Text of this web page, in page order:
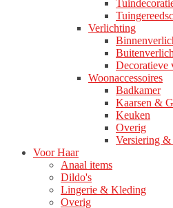
Verlichting
Decoratieve
Woonaccessoires
Badkamer
Kaarsen &
Keuken
Overig
Versiering &
Voor Haar
Anaal items
Dildo's
Lingerie & Kleding
Overig